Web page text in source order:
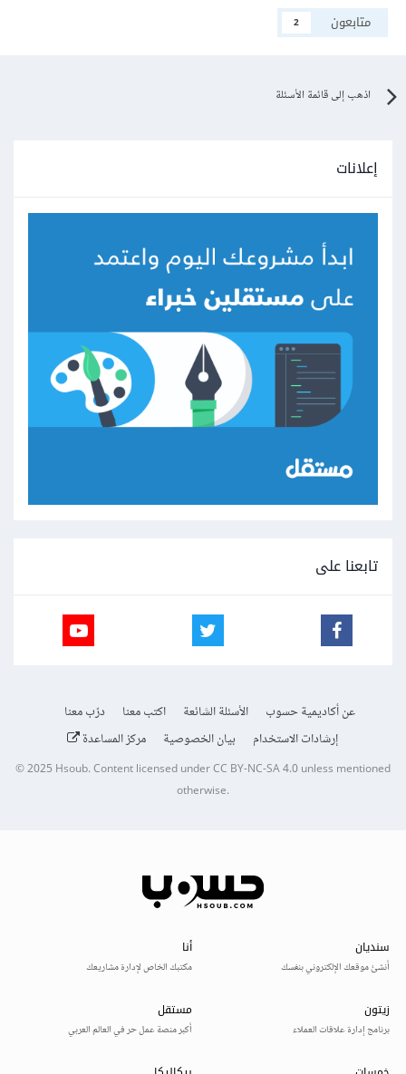
متابعون
2
اذهب إلى قائمة الأسئلة
إعلانات
تابعنا على
عن أكاديمية حسوب الأسئلة الشائعة اكتب معنا
درّب معنا
إرشادات الاستخدام
بيان الخصوصية مركز المساعدة
© 2025Hsoub.Content licensed underCC BY-NC-SA 4.0unless mentioned
otherwise.